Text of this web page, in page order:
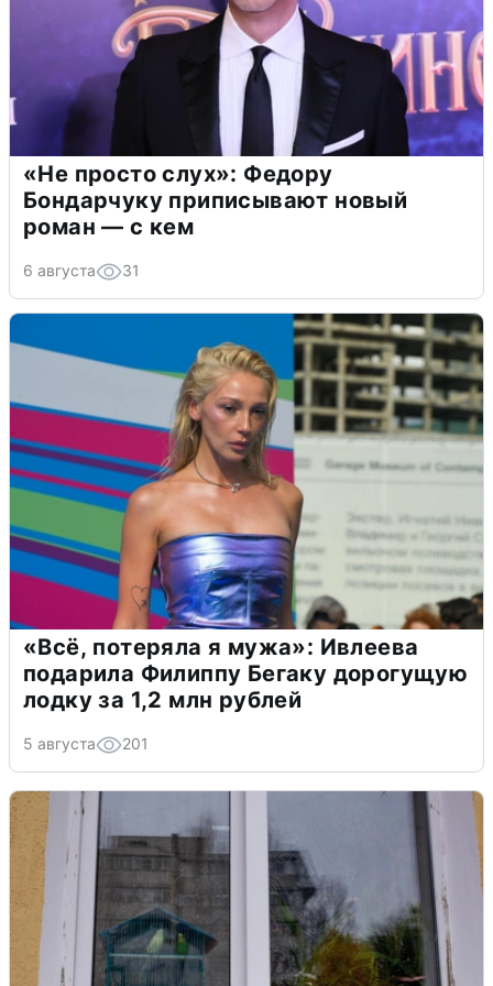
«Не просто слух»: Федору
Бондарчуку приписывают новый
роман — с кем
6 августа 31
«Всё, потеряла я мужа»: Ивлеева
подарила Филиппу Бегаку дорогущую
лодку за 1,2 млн рублей
5 августа 201